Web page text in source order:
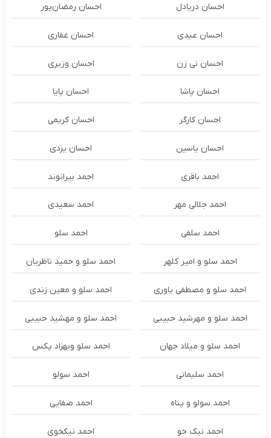
احسان دریادل احسان رمضان‌پور
احسان عبدی احسان غفاری
احسان نی زن احسان وزیری
احسان پاشا احسان پایا
احسان کارگر احسان کریمی
احسان یاسین احسان یزدی
احمد باقری احمد بیرانوند
احمد جلالی مهر احمد سعیدی
احمد سلفی احمد سلو
احمد سلو و امیر کلهر احمد سلو و حمید ناظریان
احمد سلو و مصطفی یاوری احمد سلو و معین زندی
احمد سلو و مهرشید حبیبی احمد سلو و مهشید حبیبی
احمد سلو و میلاد جهان احمد سلو وبهزاد پکس
احمد سلیمانی احمد سولو
احمد سولو و پناه احمد صفایی
احمد نیک خو احمد نیکخوی